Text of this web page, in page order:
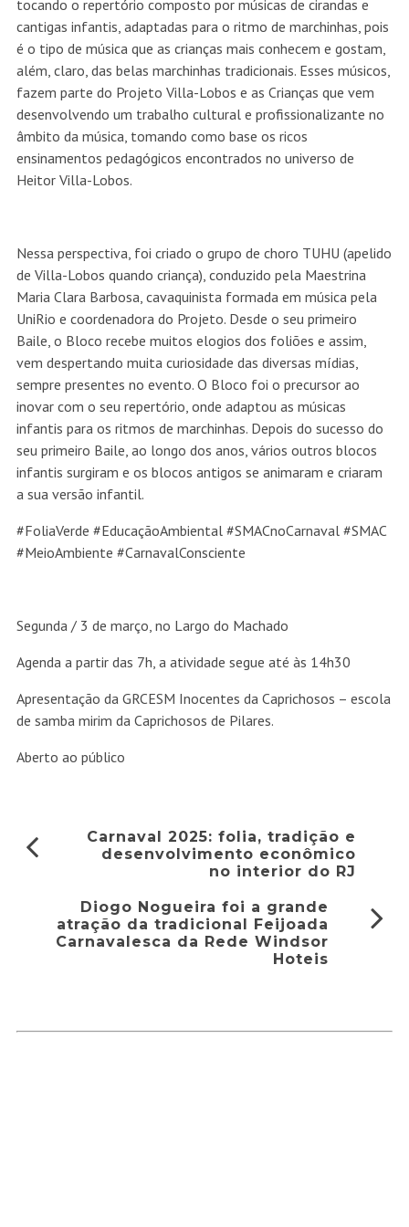
tocando o repertório composto por músicas de cirandas e
cantigas infantis, adaptadas para o ritmo de marchinhas, pois
é o tipo de música que as crianças mais conhecem e gostam,
além, claro, das belas marchinhas tradicionais. Esses músicos,
fazem parte do Projeto Villa-Lobos e as Crianças que vem
desenvolvendo um trabalho cultural e profissionalizante no
âmbito da música, tomando como base os ricos
ensinamentos pedagógicos encontrados no universo de
Heitor Villa-Lobos.
Nessa perspectiva, foi criado o grupo de choro TUHU (apelido
de Villa-Lobos quando criança), conduzido pela Maestrina
Maria Clara Barbosa, cavaquinista formada em música pela
UniRio e coordenadora do Projeto. Desde o seu primeiro
Baile, o Bloco recebe muitos elogios dos foliões e assim,
vem despertando muita curiosidade das diversas mídias,
sempre presentes no evento. O Bloco foi o precursor ao
inovar com o seu repertório, onde adaptou as músicas
infantis para os ritmos de marchinhas. Depois do sucesso do
seu primeiro Baile, ao longo dos anos, vários outros blocos
infantis surgiram e os blocos antigos se animaram e criaram
a sua versão infantil.
#FoliaVerde #EducaçãoAmbiental #SMACnoCarnaval #SMAC
#MeioAmbiente #CarnavalConsciente
Segunda / 3 de março, no Largo do Machado
Agenda a partir das 7h, a atividade segue até às 14h30
Apresentação da GRCESM Inocentes da Caprichosos – escola
de samba mirim da Caprichosos de Pilares.
Aberto ao público
Carnaval 2025: folia, tradição e
desenvolvimento econômico
no interior do RJ
Diogo Nogueira foi a grande
atração da tradicional Feijoada
Carnavalesca da Rede Windsor
Hoteis